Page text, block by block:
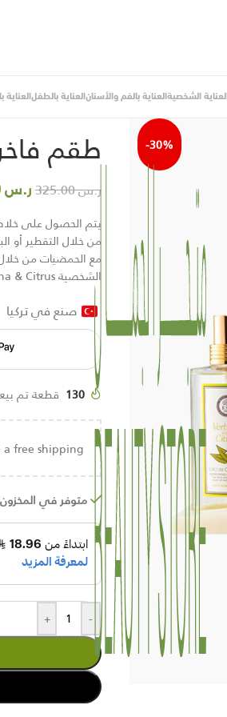
العناية الشخصية العناية بالفم والأسنان العناية بالطفل العناية
-30% طقم
ر.س325.00 ر.س227.50
يتم الحصول على
من خلال التقطير أو
مع الحمضيات من خلال
الشخصية EST 1923 Verbena & Citrus
صنع في تركيا
130 قطعة تم بيعها
free shipping!
متوفر في المخزون
-
+